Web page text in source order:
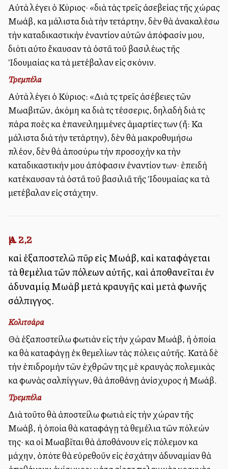
Αὐτὰ λέγει ὁ Κύριος· «διὰ τὰς τρεῖς ἀσεβείας τῆς χώρας
Μωάβ, καὶ μάλιστα διὰ τὴν τετάρτην, δὲν θὰ ἀνακαλέσω
τὴν καταδικαστικὴν ἐναντίον αὐτῶν ἀπόφασίν μου,
διότι αὐτοὶ ἔκαυσαν τὰ ὀστᾶ τοῦ βασιλέως τῆς
Ἰδουμαίας καὶ τὰ μετέβαλαν εἰς σκόνιν.
Τρεμπέλα
Αὐτὰ λέγει ὁ Κύριος: «Διὰ τὶς τρεῖς ἀσέβειες τῶν
Μωαβιτῶν, ἀκόμη καὶ διὰ τὶς τέσσερις, δηλαδὴ διὰ τὶς
πάρα πολλὲς καὶ ἐπανειλημμένες ἁμαρτίες των (ἤ: Καὶ
μάλιστα διὰ τὴν τετάρτην), δὲν θὰ μακροθυμήσω
πλέον, δὲν θὰ ἀποσύρω τὴν προσοχὴν καὶ τὴν
καταδικαστικήν μου ἀπόφασιν ἐναντίον των· ἐπειδὴ
κατέκαυσαν τὰ ὀστᾶ τοῦ βασιλιᾶ τῆς Ἰδουμαίας καὶ τὰ
μετέβαλαν εἰς στάχτην.
Ἀμ. 2,2
καὶ ἐξαποστελῶ πῦρ εἰς Μωάβ, καὶ καταφάγεται
τὰ θεμέλια τῶν πόλεων αὐτῆς, καὶ ἀποθανεῖται ἐν
ἀδυναμίᾳ Μωὰβ μετὰ κραυγῆς καὶ μετὰ φωνῆς
σάλπιγγος.
Κολιτσάρα
Θὰ ἐξαποστείλω φωτιὰν εἰς τὴν χώραν Μωάβ, ἡ ὁποία
καὶ θὰ καταφάγῃ ἐκ θεμελίων τὰς πόλεις αὐτῆς. Κατὰ δὲ
τὴν ἐπιδρομὴν τῶν ἐχθρῶν της μὲ κραυγὰς πολεμικὰς
καὶ φωνὰς σαλπίγγων, θὰ ἀποθάνῃ ἀνίσχυρος ἡ Μωάβ.
Τρεμπέλα
Διὰ τοῦτο θὰ ἀποστείλω φωτιὰ εἰς τὴν χώραν τῆς
Μωάβ, ἡ ὁποία θὰ καταφάγῃ τὰ θεμέλια τῶν πόλεών
της· καὶ οἱ Μωαβῖται θὰ ἀποθάνουν εἰς πόλεμον καὶ
μάχην, ὁπότε θὰ εὐρεθοῦν εἰς ἐσχάτην ἀδυναμίαν θὰ